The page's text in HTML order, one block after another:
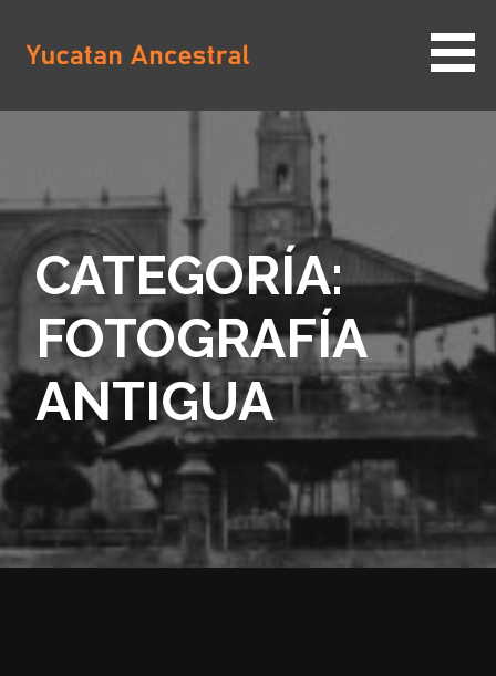
contenido
YUCATAN ANCESTRAL
CATEGORÍA:
FOTOGRAFÍA
ANTIGUA